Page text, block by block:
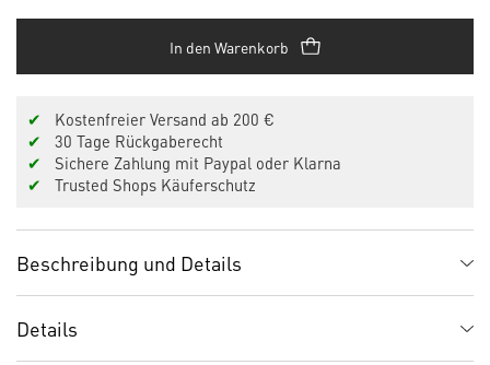
In den Warenkorb
✔
Kostenfreier Versand ab 200 €
✔
30 Tage Rückgaberecht
✔
Sichere Zahlung mit Paypal oder Klarna
✔
Trusted Shops Käuferschutz
Beschreibung und Details
Details